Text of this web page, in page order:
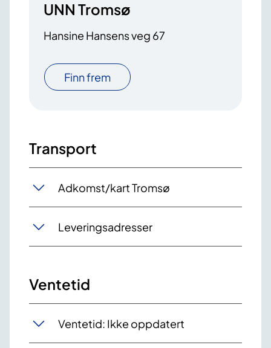
UNN Tromsø
Hansine Hansens veg 67
Finn frem
Transport
Adkomst/kart Tromsø
Leveringsadresser
Ventetid
Ventetid: Ikke oppdatert